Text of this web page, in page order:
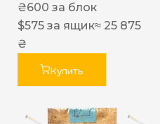
₴600 за блок
$575 за ящик≈ 25 875
₴
Купить